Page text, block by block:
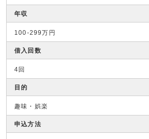
年収
100-299万円
借入回数
4回
目的
趣味・娯楽
申込方法